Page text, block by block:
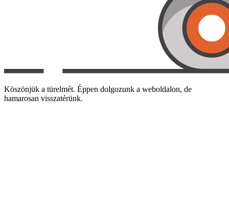
Köszönjük a türelmét. Éppen dolgozunk a weboldalon, de
hamarosan visszatérünk.